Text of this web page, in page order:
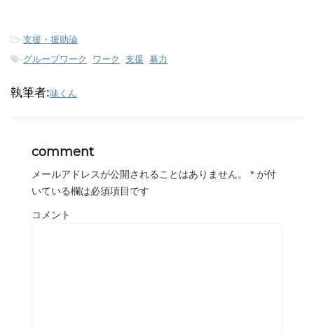
-支援・援助論
-グループワーク , ワーク , 支援, 暴力
執筆者:味くん
comment
メールアドレスが公開されることはありません。 * が付
いている欄は必須項目です
コメント